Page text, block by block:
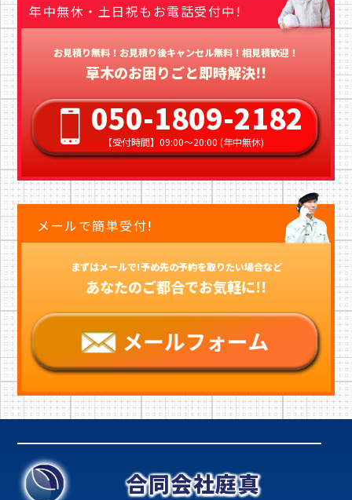
年中無休・土日祝もお電話受付中!
お見積り無料！お見積り後キャンセル無料！相見積歓迎！
草木のお困りごと即時解決!!
050-1809-2182
【受付時間】09:00〜20:00 (年中無休)
メールで簡単受付!
まずはメールで!予め先の予約を取りたい場合など
あなたのご都合でお気軽に!!
合同会社庭真